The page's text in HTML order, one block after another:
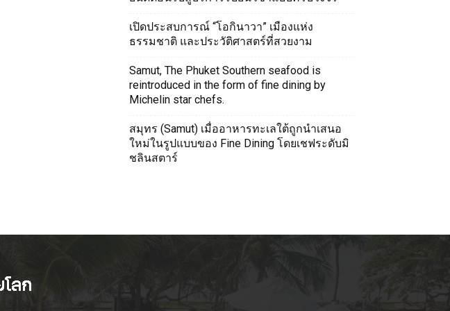
เปิดประสบการณ์ “โอกินาวา” เมืองแห่ง
ธรรมชาติ และประวัติศาสตร์ที่สวยงาม
Samut, The Phuket Southern seafood is
reintroduced in the form of fine dining by
Michelin star chefs.
สมุทร (Samut) เมื่ออาหารทะเลใต้ถูกนำเสนอ
ใหม่ในรูปแบบของ Fine Dining โดยเชฟระดับมิ
ชลินสตาร์